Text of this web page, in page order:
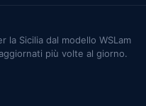
Sicilia dal modello WSLam
più volte al giorno.